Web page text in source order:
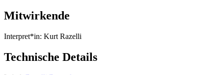
Mitwirkende
Interpret*in: Kurt Razelli
Technische Details